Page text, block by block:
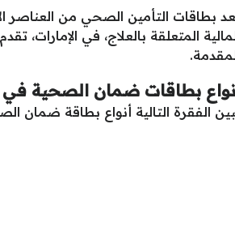
بطاقات التأمين الصحي من العناصر
المتعلقة بالعلاج، في
بطاقات ضمان الصحية في
الفقرة التالية أنواع بطاقة ضمان